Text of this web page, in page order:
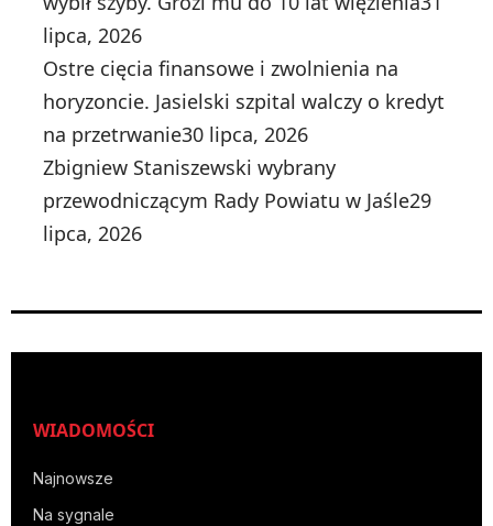
lipca, 2026
Ostre cięcia finansowe i zwolnienia na
horyzoncie. Jasielski szpital walczy o kredyt
na przetrwanie30 lipca, 2026
Zbigniew Staniszewski wybrany
przewodniczącym Rady Powiatu w Jaśle29
lipca, 2026
WIADOMOŚCI
Najnowsze
Na sygnale